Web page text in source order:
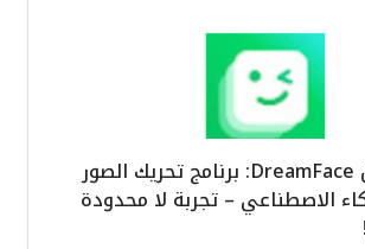
مراجعة تطبيق DreamFace: برنامج تحريك الصور
الاصطناعي – تجربة لا محدودة